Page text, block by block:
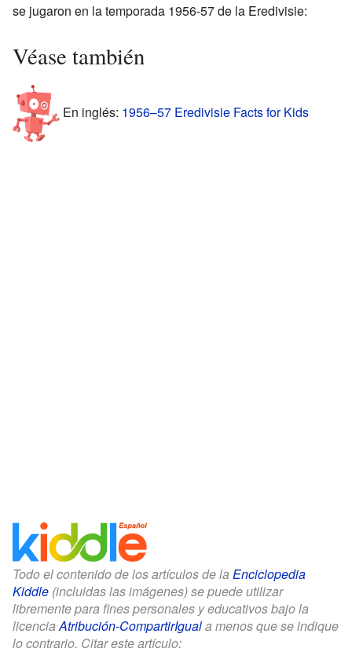
se jugaron en la temporada 1956-57 de la Eredivisie:
Véase también
En inglés: 1956–57 Eredivisie Facts for Kids
Todo el contenido de los artículos de la Enciclopedia
Kiddle (incluidas las imágenes) se puede utilizar
libremente para fines personales y educativos bajo la
licenciaAtribución-CompartirIguala menos que se indique
lo contrario. Citar este artículo: